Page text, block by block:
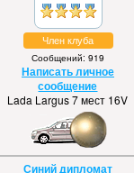
Член клуба
Сообщений: 919
Написать личное
сообщение
Lada Largus 7 мест 16V
Синий дипломат